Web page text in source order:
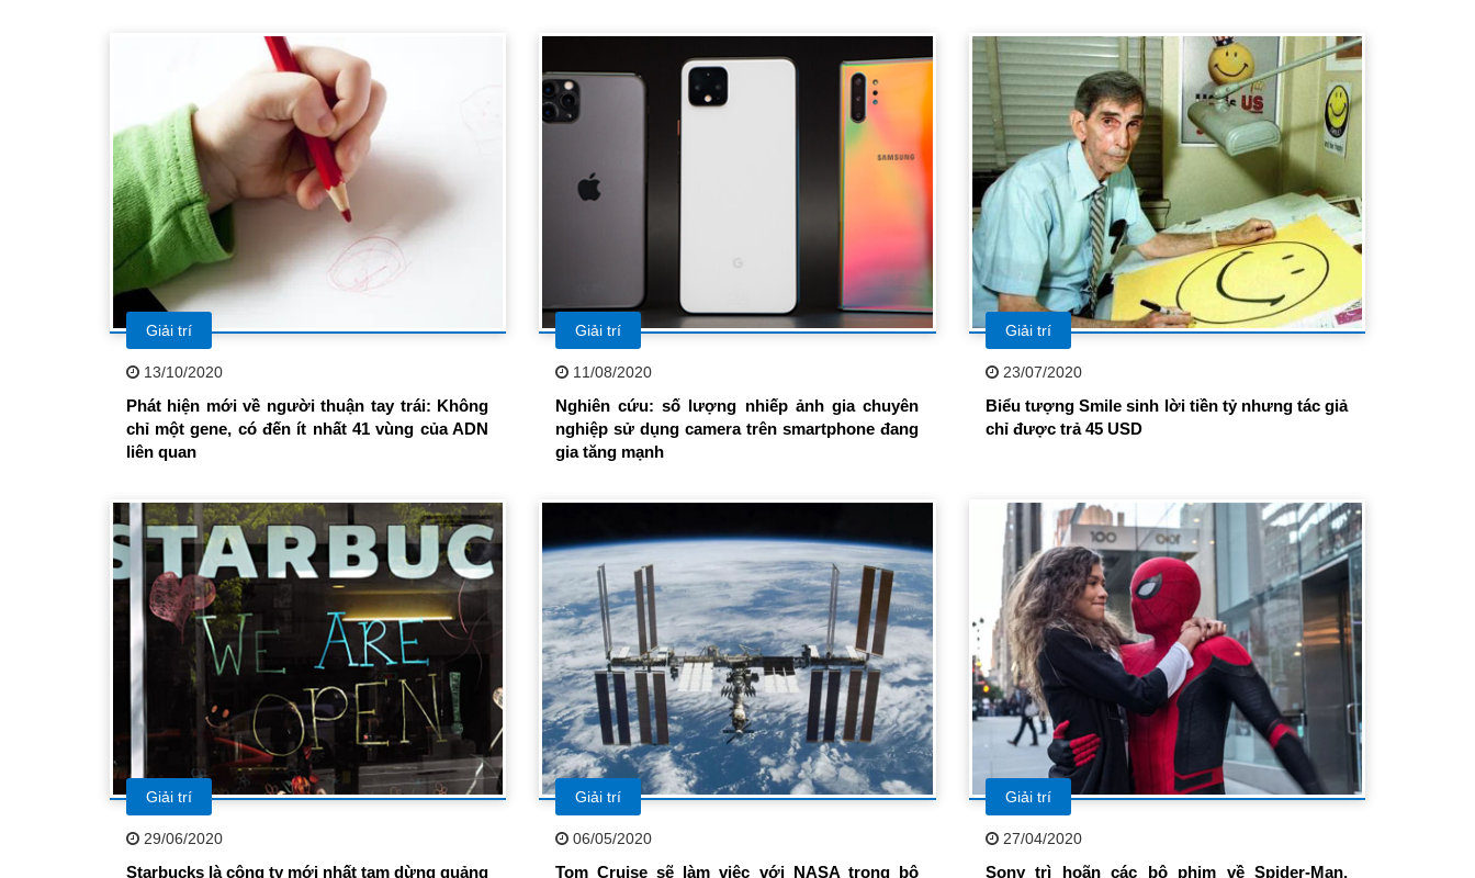
Giải trí
13/10/2020
Phát hiện mới về người thuận tay trái: Không
chỉ một gene, có đến ít nhất 41 vùng của ADN
liên quan
Giải trí
11/08/2020
Nghiên cứu: số lượng nhiếp ảnh gia chuyên
nghiệp sử dụng camera trên smartphone đang
gia tăng mạnh
Giải trí
23/07/2020
Biểu tượng Smile sinh lời tiền tỷ nhưng tác giả
chỉ được trả 45 USD
Giải trí
29/06/2020
Starbucks là công ty mới nhất tạm dừng quảng
Giải trí
06/05/2020
Tom Cruise sẽ làm việc với NASA trong bộ
Giải trí
27/04/2020
Sony trì hoãn các bộ phim về Spider-Man,